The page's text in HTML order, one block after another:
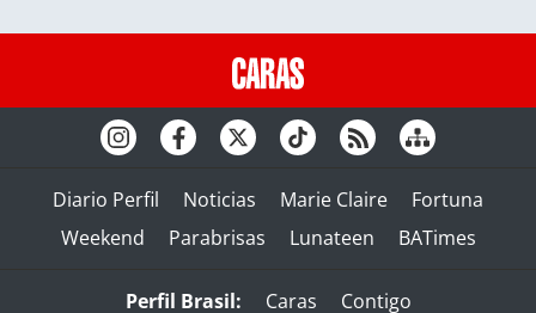
Diario Perfil Noticias Marie Claire
Fortuna
Weekend
Parabrisas Lunateen BATimes
Perfil Brasil: Caras Contigo